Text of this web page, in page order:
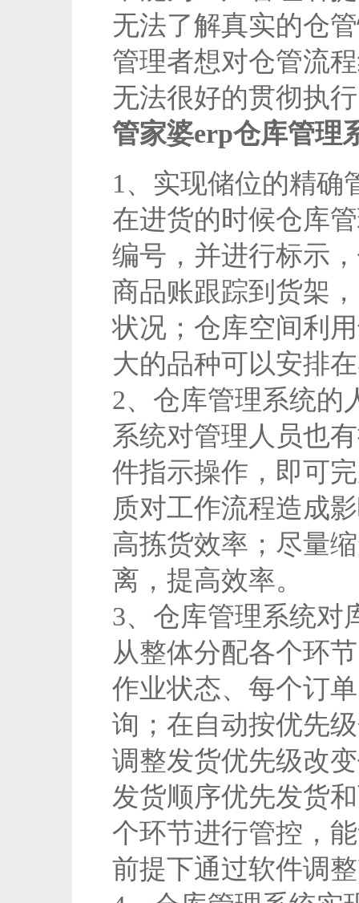
无法了解真实的仓
管理者想对仓管流
无法很好的贯彻执
管家婆erp仓库管理
1、实现储位的精确
在进货的时候仓库
编号，并进行标示
商品账跟踪到货架
状况；仓库空间利
大的品种可以安排
2、仓库管理系统的
系统对管理人员也
件指示操作，即可
质对工作流程造成
高拣货效率；尽量
离，提高效率。
3、仓库管理系统对
从整体分配各个环
作业状态、每个订
询；在自动按优先
调整发货优先级改
发货顺序优先发货
个环节进行管控，
前提下通过软件调